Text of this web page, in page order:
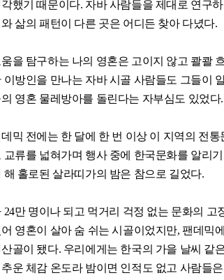
했기 때문이다. 자바 사람들을 제대로 연구
삶의 패턴이 다른 곳은 어디든 찾아 다녔다.
을 탐구하는 나의 영혼은 고이지 않고 콸콸
이방인을 만나는 자바 시골 사람들도 그들이
영혼 물레방아를 돌린다는 자부심도 있었다.
믹 전에는 한 달에 한 번 이상 이 지역의 전
교류를 넓혀가며 행사 중에 한국문화를 알리
해 홀로된 살라띠가의 밤은 참으로 길었다.
24만 명이나 되고 먹거리 걱정 없는 문화의
영혼이 살아 숨 쉬는 시골이었지만, 팬데믹
골이 됐다. 우리에게는 한국의 가을 날씨 같
운 체감 온도라 밤이면 인적도 없고 사람들